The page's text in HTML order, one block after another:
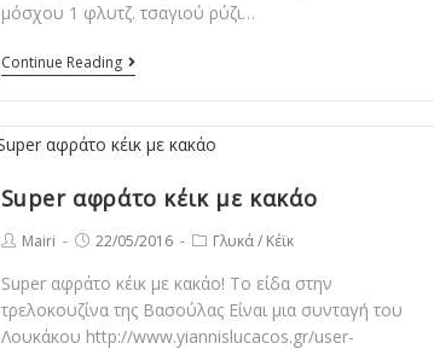
μόσχου 1 φλυτζ. τσαγιού ρύζι…
Continue Reading Γιαπράκια
Super αφράτο κέικ με κακάο
PostMairi
Post22/05/2016
PostΓλυκά/ Κέϊκ
Super αφράτο κέικ με κακάο! Το είδα στην
τρελοκουζίνα της Βασούλας Είναι μια συνταγή του
Λουκάκου http://www.yiannislucacos.gr/user-